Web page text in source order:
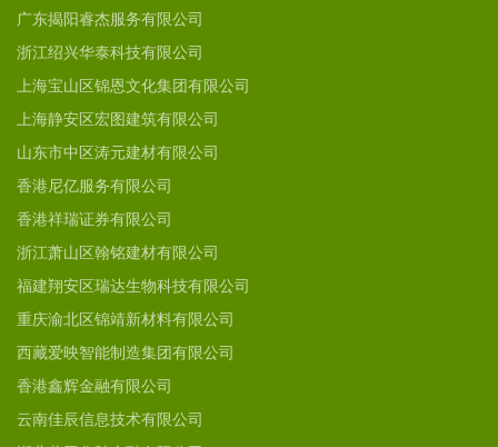
广东揭阳睿杰服务有限公司
浙江绍兴华泰科技有限公司
上海宝山区锦恩文化集团有限公司
上海静安区宏图建筑有限公司
山东市中区涛元建材有限公司
香港尼亿服务有限公司
香港祥瑞证券有限公司
浙江萧山区翰铭建材有限公司
福建翔安区瑞达生物科技有限公司
重庆渝北区锦靖新材料有限公司
西藏爱映智能制造集团有限公司
香港鑫辉金融有限公司
云南佳辰信息技术有限公司